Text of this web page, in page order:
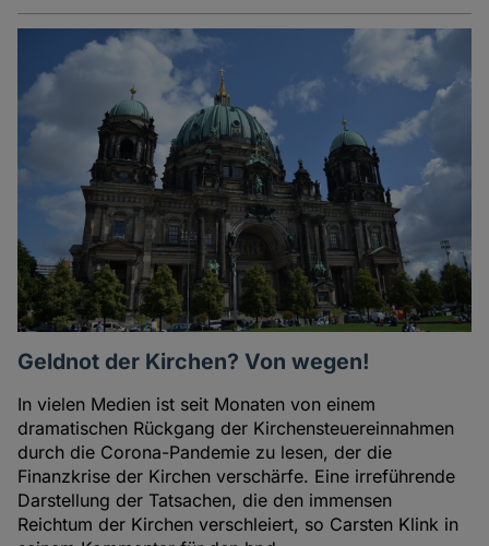
Geldnot der Kirchen? Von wegen!
In vielen Medien ist seit Monaten von einem
dramatischen Rückgang der Kirchensteuereinnahmen
durch die Corona-Pandemie zu lesen, der die
Finanzkrise der Kirchen verschärfe. Eine irreführende
Darstellung der Tatsachen, die den immensen
Reichtum der Kirchen verschleiert, so Carsten Klink in